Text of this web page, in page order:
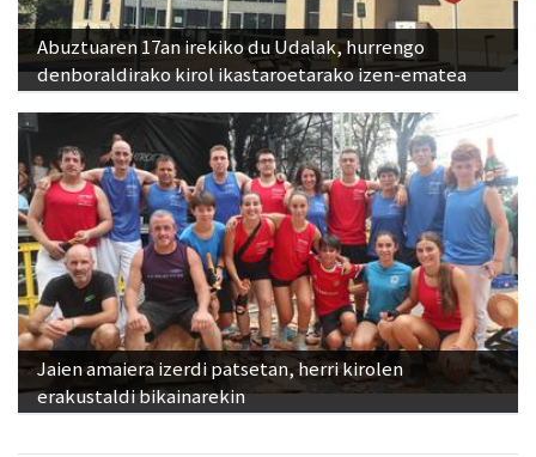
Abuztuaren 17an irekiko du Udalak, hurrengo
denboraldirako kirol ikastaroetarako izen-ematea
Jaien amaiera izerdi patsetan, herri kirolen
erakustaldi bikainarekin